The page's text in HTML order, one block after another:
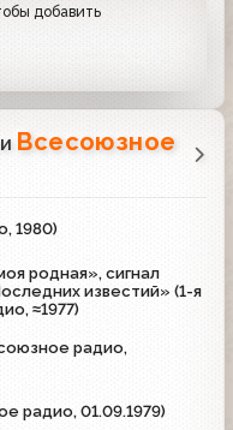
добавить
Всесоюзное
1980)
родная», сигнал
известий» (1-я
≈1977)
радио,
радио, 01.09.1979)